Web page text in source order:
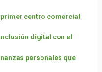
centro comercial
digital con el
personales que